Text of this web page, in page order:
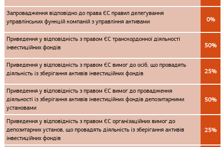
Запровадження відповідно до права ЄС правил делегування
управлінських функцій компаній з управління активами
0%
Приведення у відповідність з правом ЄС транскордонної діяльності
інвестиційних фондів
50%
Приведення у відповідність з правом ЄС вимог до осіб, що провадять
діяльність із зберігання активів інвестиційних фондів
25%
Приведення у відповідність з правом ЄС вимог до провадження
діяльності із зберігання активів інвестиційних фондів депозитарними
установами
50%
Приведення у відповідність з правом ЄС організаційних вимог до
депозитарних установ, що провадять діяльність із зберігання активів
інвестиційних фондів
25%